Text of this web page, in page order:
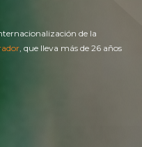
de la
, que lleva más de 26 años